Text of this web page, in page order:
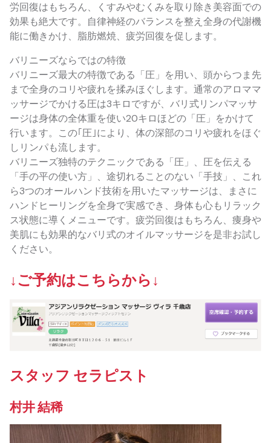
労回復はもちろん、くすみやむくみを取り除き美容面での
効果も絶大です。自律神経のバランスを整え全身の代謝機
能に働きかけ、脂肪燃焼、疲労回復を促します。
バリニーズならではの特徴
バリニーズ最大の特徴である「圧」を用い、頭からつま先
まで全身のコリや疲れを揉みほぐします。通常のアロママ
ッサージでかける圧は3キロですが、バリ式リンパマッサ
ージは身体の全体重を使い20キロほどの「圧」をかけて
行います。この｢圧｣により、体の深部のコリや疲れをほぐ
しリンパも流します。
バリニーズ独特のテクニックである「圧」、圧を伝える
「手の平の使い方」、途切れることのない「手技」、これ
ら3つのオールハンド技術を用いたマッサージは、まさに
ハンドヒーリングを全身で実感でき、身体も心もリラック
ス状態に導くメニューです。疲労回復はもちろん、痩身や
美肌にも効果的なバリ式のオイルマッサージを是非お試し
ください。
↓ご予約はこちらから↓
スタッフ セラピスト
村井 結稀